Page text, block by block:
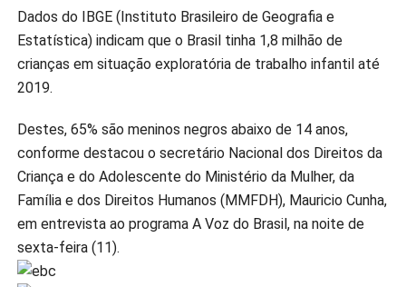
Dados do IBGE (Instituto Brasileiro de Geografia e
Estatística) indicam que o Brasil tinha 1,8 milhão de
crianças em situação exploratória de trabalho infantil até
2019.
Destes, 65% são meninos negros abaixo de 14 anos,
conforme destacou o secretário Nacional dos Direitos da
Criança e do Adolescente do Ministério da Mulher, da
Família e dos Direitos Humanos (MMFDH), Mauricio Cunha,
em entrevista ao programa A Voz do Brasil, na noite de
sexta-feira (11).